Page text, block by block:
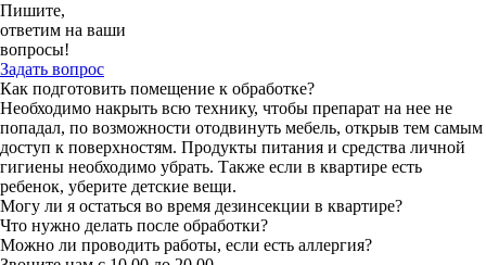
Пишите,
ответим на ваши
вопросы!
Задать вопрос
Как подготовить помещение к обработке?
Необходимо накрыть всю технику, чтобы препарат на нее не
попадал, по возможности отодвинуть мебель, открыв тем самым
доступ к поверхностям. Продукты питания и средства личной
гигиены необходимо убрать. Также если в квартире есть
ребенок, уберите детские вещи.
Могу ли я остаться во время дезинсекции в квартире?
Что нужно делать после обработки?
Можно ли проводить работы, если есть аллергия?